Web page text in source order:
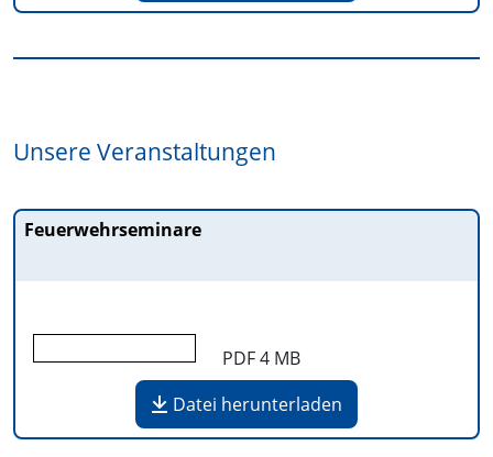
Unsere Veranstaltungen
Feuerwehrseminare
PDF4 MB
Datei herunterladen